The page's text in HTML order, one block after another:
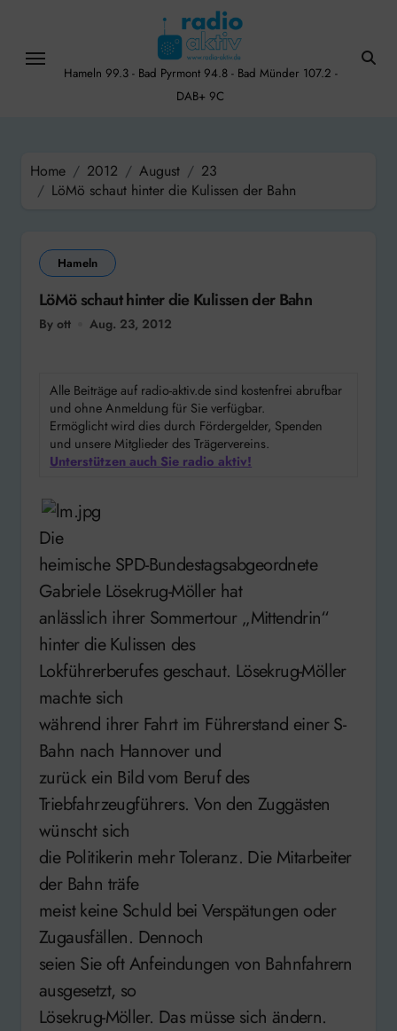
content
Hameln 99.3 - Bad Pyrmont 94.8 - Bad Münder 107.2 -
DAB+ 9C
Home 2012 August
23
LöMö schaut hinter die Kulissen der Bahn
Hameln
LöMö schaut hinter die Kulissen der Bahn
By ott Aug. 23, 2012
Alle Beiträge auf radio-aktiv.de sind kostenfrei abrufbar
und ohne Anmeldung für Sie verfügbar.
Ermöglicht wird dies durch Fördergelder, Spenden
und unsere Mitglieder des Trägervereins.
Unterstützen auch Sie radio aktiv!
Die
heimische SPD-Bundestagsabgeordnete
Gabriele Lösekrug-Möller hat
anlässlich ihrer Sommertour „Mittendrin“
hinter die Kulissen des
Lokführerberufes geschaut. Lösekrug-Möller
machte sich
während ihrer Fahrt im Führerstand einer S-
Bahn nach Hannover und
zurück ein Bild vom Beruf des
Triebfahrzeugführers. Von den Zuggästen
wünscht sich
die Politikerin mehr Toleranz. Die Mitarbeiter
der Bahn träfe
meist keine Schuld bei Verspätungen oder
Zugausfällen. Dennoch
seien Sie oft Anfeindungen von Bahnfahrern
ausgesetzt, so
Lösekrug-Möller. Das müsse sich ändern.